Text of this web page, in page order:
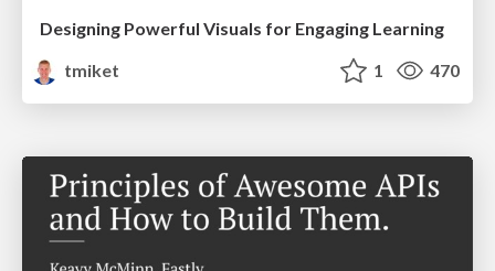
Designing Powerful Visuals for Engaging Learning
tmiket
1 470